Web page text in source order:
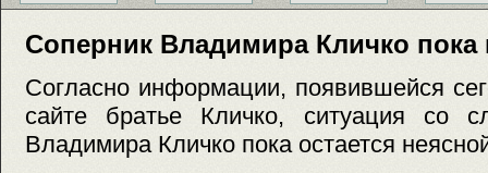
Соперник Владимира Кличко пока
Согласно информации, появившейся
сайте братье Кличко, ситуация со
Владимира Кличко пока остается